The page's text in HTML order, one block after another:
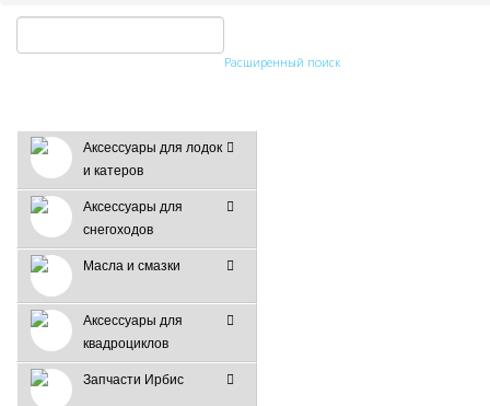
Расширенный поиск
Аксессуары для лодок
и катеров
Аксессуары для
снегоходов
Масла и смазки
Аксессуары для
квадроциклов
Запчасти Ирбис